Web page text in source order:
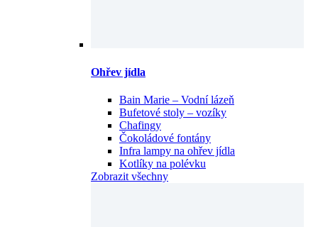
Ohřev jídla
Bain Marie – Vodní lázeň
Bufetové stoly – vozíky
Chafingy
Čokoládové fontány
Infra lampy na ohřev jídla
Kotlíky na polévku
Zobrazit všechny